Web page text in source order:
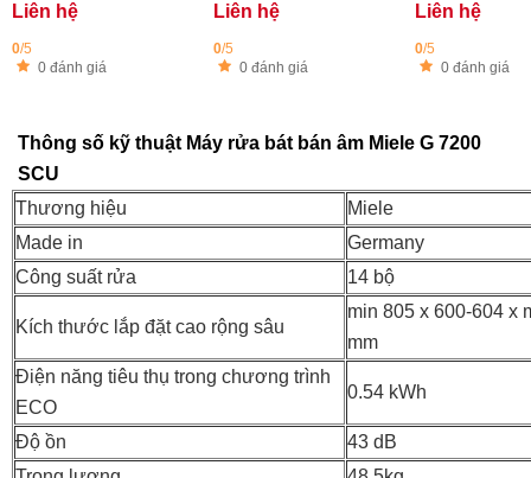
Liên hệ
0/5
0 đánh giá
Liên hệ
0/5
0 đánh giá
Liên hệ
0/5
0 đánh giá
Thông số kỹ thuật Máy rửa bát bán âm Miele G 7200
SCU
Thương hiệu
Miele
Made in
Germany
Công suất rửa
14 bộ
Kích thước lắp đặt cao rộng sâu
min 805 x 600-604 x
mm
Điện năng tiêu thụ trong chương trình
ECO
0.54 kWh
Độ ồn
43 dB